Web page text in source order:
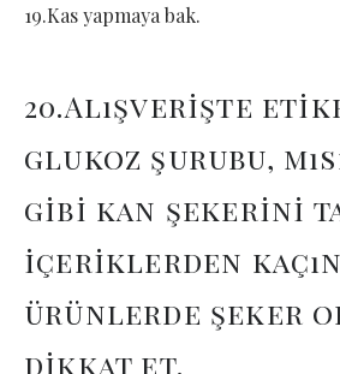
19.Kas yapmaya bak.
20.Alışverişte
glukoz şurubu,
gibi kan şekerini
içeriklerden
ürünlerde şeker
dikkat et.